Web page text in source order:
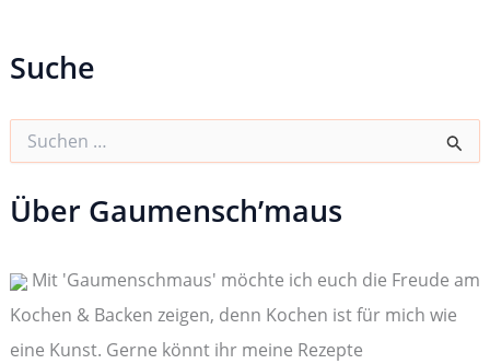
Suche
h
e
a
c
h
:
Über Gaumensch’maus
Mit 'Gaumenschmaus' möchte ich euch die Freude am
Kochen & Backen zeigen, denn Kochen ist für mich wie
eine Kunst. Gerne könnt ihr meine Rezepte